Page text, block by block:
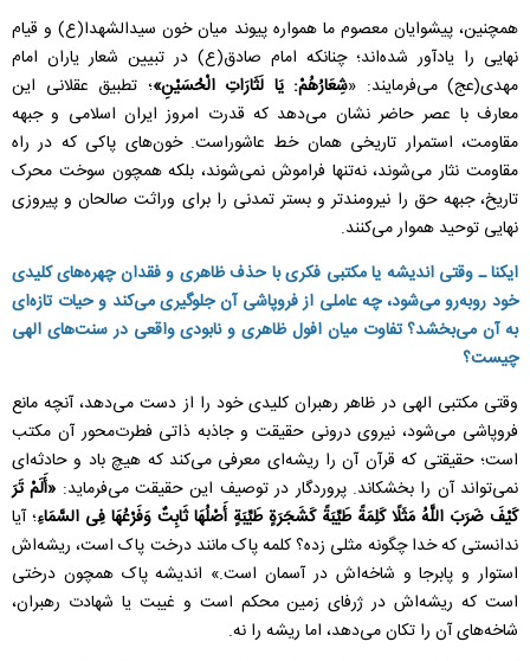
همچنین، پیشوایان معصوم ما همواره پیوند میان خون سیدالشهدا(ع) و قیام
نهایی را یادآور شده‌اند؛ چنانکه امام صادق(ع) در تبیین شعار یاران امام
مهدی(عج) می‌فرمایند: «شِعَارُهُمْ: یَا لَثَارَاتِ الْحُسَیْنِ»؛ تطبیق عقلانی این
معارف با عصر حاضر نشان می‌دهد که قدرت امروز ایران اسلامی و جبهه
مقاومت، استمرار تاریخی همان خط عاشوراست. خون‌های پاکی که در راه
مقاومت نثار می‌شوند، نه‌تنها فراموش نمی‌شوند، بلکه همچون سوخت محرک
تاریخ، جبهه حق را نیرومندتر و بستر تمدنی را برای وراثت صالحان و پیروزی
نهایی توحید هموار می‌کنند.
ایکنا ـ وقتی اندیشه یا مکتبی فکری با حذف ظاهری و فقدان چهره‌های کلیدی
خود روبه‌رو می‌شود، چه عاملی از فروپاشی آن جلوگیری می‌کند و حیات تازه‌ای
به آن می‌بخشد؟ تفاوت میان افول ظاهری و نابودی واقعی در سنت‌های الهی
چیست؟
وقتی مکتبی الهی در ظاهر رهبران کلیدی خود را از دست می‌دهد، آنچه مانع
فروپاشی می‌شود، نیروی درونی حقیقت و جاذبه ذاتی فطرت‌محور آن مکتب
است؛ حقیقتی که قرآن آن را ریشه‌ای معرفی می‌کند که هیچ باد و حادثه‌ای
نمی‌تواند آن را بخشکاند. پروردگار در توصیف این حقیقت می‌فرماید: «أَلَمْ تَرَ
كَیْفَ ضَرَبَ اللَّهُ مَثَلًا كَلِمَةً طَیِّبَةً كَشَجَرَةٍ طَیِّبَةٍ أَصْلُهَا ثَابِتٌ وَفَرْعُهَا فِی السَّمَاءِ؛ آیا
ندانستی که خدا چگونه مثلی زده؟ کلمه پاک مانند درخت پاک است، ریشه‌اش
استوار و پابرجا و شاخه‌اش در آسمان است.» اندیشه پاک همچون درختی
است که ریشه‌اش در ژرفای زمین محکم است و غیبت یا شهادت رهبران،
شاخه‌های آن را تکان می‌دهد، اما ریشه را نه.